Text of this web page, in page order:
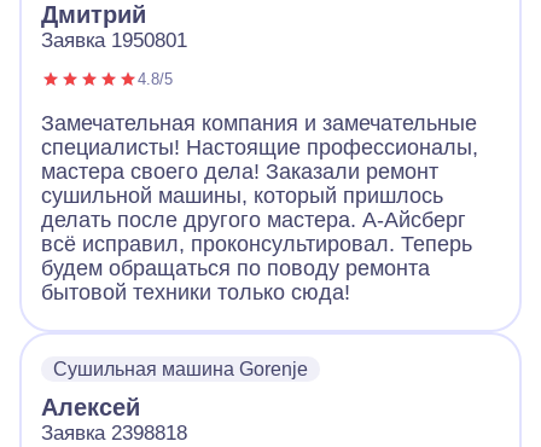
Дмитрий
Заявка 1950801
4.8/5
Замечательная компания и замечательные
специалисты! Настоящие профессионалы,
мастера своего дела! Заказали ремонт
сушильной машины, который пришлось
делать после другого мастера. А-Айсберг
всё исправил, проконсультировал. Теперь
будем обращаться по поводу ремонта
бытовой техники только сюда!
Сушильная машина Gorenje
Алексей
Заявка 2398818